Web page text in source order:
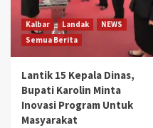
Kalbar Landak
NEWS
Semua Berita
Lantik 15 Kepala Dinas,
Bupati Karolin Minta
Inovasi Program Untuk
Masyarakat